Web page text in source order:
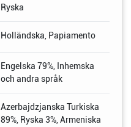
Ryska
Holländska, Papiamento
Engelska 79%, Inhemska
och andra språk
Azerbajdzjanska Turkiska
89%, Ryska 3%, Armeniska